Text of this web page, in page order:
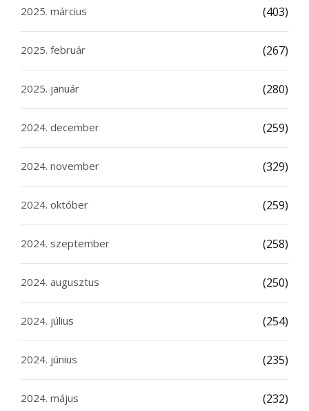
2025. március (403)
2025. február (267)
2025. január (280)
2024. december (259)
2024. november (329)
2024. október (259)
2024. szeptember (258)
2024. augusztus (250)
2024. július (254)
2024. június (235)
2024. május (232)